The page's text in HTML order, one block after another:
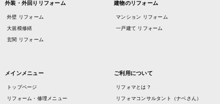
外装・外回りリフォーム
外壁 リフォーム
大規模修繕
玄関 リフォーム
建物のリフォーム
マンション リフォーム
一戸建て リフォーム
メインメニュー
トップページ
リフォーム・修理メニュー
ご利用について
リフォマとは？
リフォマコンサルタント（ナベさん）